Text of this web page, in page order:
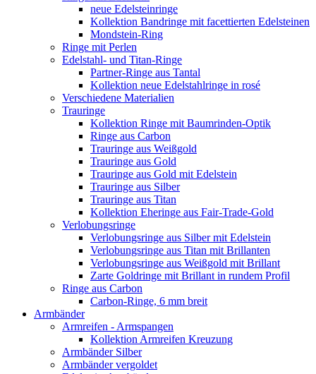
neue Edelsteinringe
Kollektion Bandringe mit facettierten Edelsteinen
Mondstein-Ring
Ringe mit Perlen
Edelstahl- und Titan-Ringe
Partner-Ringe aus Tantal
Kollektion neue Edelstahlringe in rosé
Verschiedene Materialien
Trauringe
Kollektion Ringe mit Baumrinden-Optik
Ringe aus Carbon
Trauringe aus Weißgold
Trauringe aus Gold
Trauringe aus Gold mit Edelstein
Trauringe aus Silber
Trauringe aus Titan
Kollektion Eheringe aus Fair-Trade-Gold
Verlobungsringe
Verlobungsringe aus Silber mit Edelstein
Verlobungsringe aus Titan mit Brillanten
Verlobungsringe aus Weißgold mit Brillant
Zarte Goldringe mit Brillant in rundem Profil
Ringe aus Carbon
Carbon-Ringe, 6 mm breit
Armbänder
Armreifen - Armspangen
Kollektion Armreifen Kreuzung
Armbänder Silber
Armbänder vergoldet